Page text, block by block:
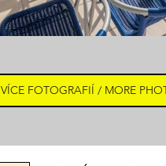
VÍCE FOTOGRAFIÍ / MORE